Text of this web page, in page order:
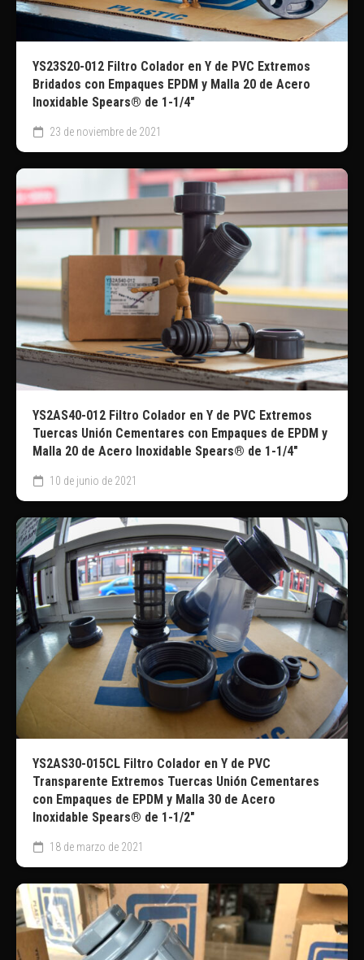
YS23S20-012 Filtro Colador en Y de PVC Extremos
Bridados con Empaques EPDM y Malla 20 de Acero
Inoxidable Spears® de 1-1/4″
23 de noviembre de 2021
YS2AS40-012 Filtro Colador en Y de PVC Extremos
Tuercas Unión Cementares con Empaques de EPDM y
Malla 20 de Acero Inoxidable Spears® de 1-1/4″
10 de junio de 2021
YS2AS30-015CL Filtro Colador en Y de PVC
Transparente Extremos Tuercas Unión Cementares
con Empaques de EPDM y Malla 30 de Acero
Inoxidable Spears® de 1-1/2″
18 de marzo de 2021